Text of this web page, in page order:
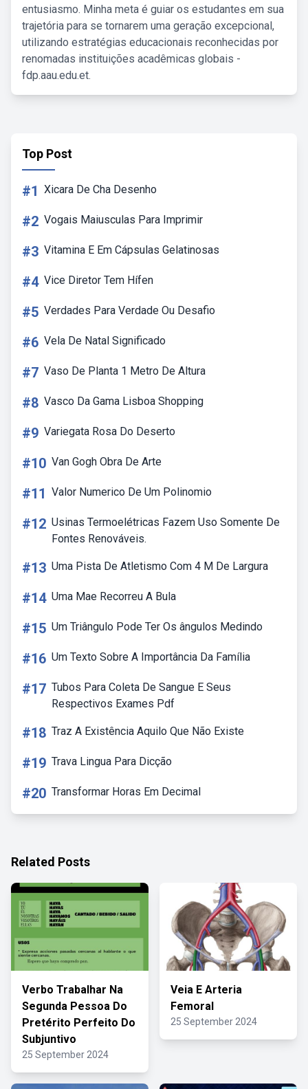
entusiasmo. Minha meta é guiar os estudantes em sua
trajetória para se tornarem uma geração excepcional,
utilizando estratégias educacionais reconhecidas por
renomadas instituições acadêmicas globais -
fdp.aau.edu.et.
Top Post
#1 Xicara De Cha Desenho
#2 Vogais Maiusculas Para Imprimir
#3 Vitamina E Em Cápsulas Gelatinosas
#4 Vice Diretor Tem Hífen
#5 Verdades Para Verdade Ou Desafio
#6 Vela De Natal Significado
#7 Vaso De Planta 1 Metro De Altura
#8 Vasco Da Gama Lisboa Shopping
#9 Variegata Rosa Do Deserto
#10 Van Gogh Obra De Arte
#11 Valor Numerico De Um Polinomio
#12 Usinas Termoelétricas Fazem Uso Somente De
Fontes Renováveis.
#13 Uma Pista De Atletismo Com 4 M De Largura
#14 Uma Mae Recorreu A Bula
#15 Um Triângulo Pode Ter Os ângulos Medindo
#16 Um Texto Sobre A Importância Da Família
#17 Tubos Para Coleta De Sangue E Seus
Respectivos Exames Pdf
#18 Traz A Existência Aquilo Que Não Existe
#19 Trava Lingua Para Dicção
#20 Transformar Horas Em Decimal
Related Posts
Verbo Trabalhar Na
Segunda Pessoa Do
Pretérito Perfeito Do
Subjuntivo
25 September 2024
Veia E Arteria
Femoral
25 September 2024